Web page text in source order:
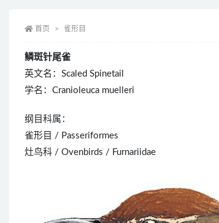
首页 雀形目
鳞斑针尾雀
英文名：Scaled Spinetail
学名：Cranioleuca muelleri
纲目科属：
雀形目 / Passeriformes
灶鸟科 / Ovenbirds / Furnariidae